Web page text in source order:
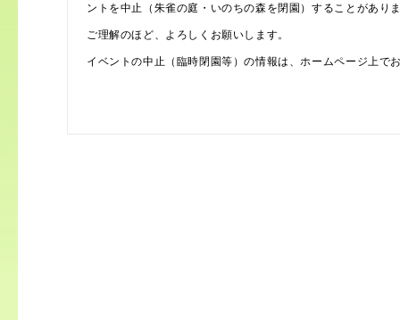
ントを中止（朱雀の庭・いのちの森を閉園）することがあり
ご理解のほど、よろしくお願いします。
イベントの中止（臨時閉園等）の情報は、ホームページ上で